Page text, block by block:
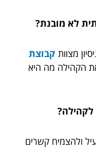
מצוות קבוצת
הקהילה מה היא
ולהצמיח קשרים